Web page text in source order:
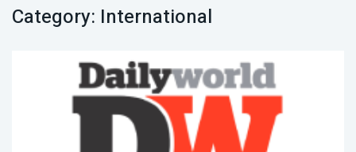
Category: International